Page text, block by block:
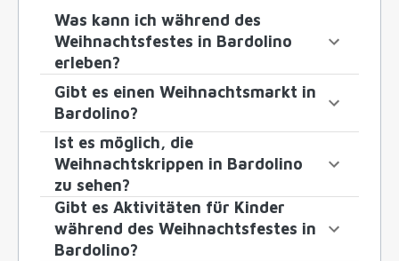
Was kann ich während des
Weihnachtsfestes in Bardolino
erleben?
Gibt es einen Weihnachtsmarkt in
Bardolino?
Ist es möglich, die
Weihnachtskrippen in Bardolino
zu sehen?
Gibt es Aktivitäten für Kinder
während des Weihnachtsfestes in
Bardolino?